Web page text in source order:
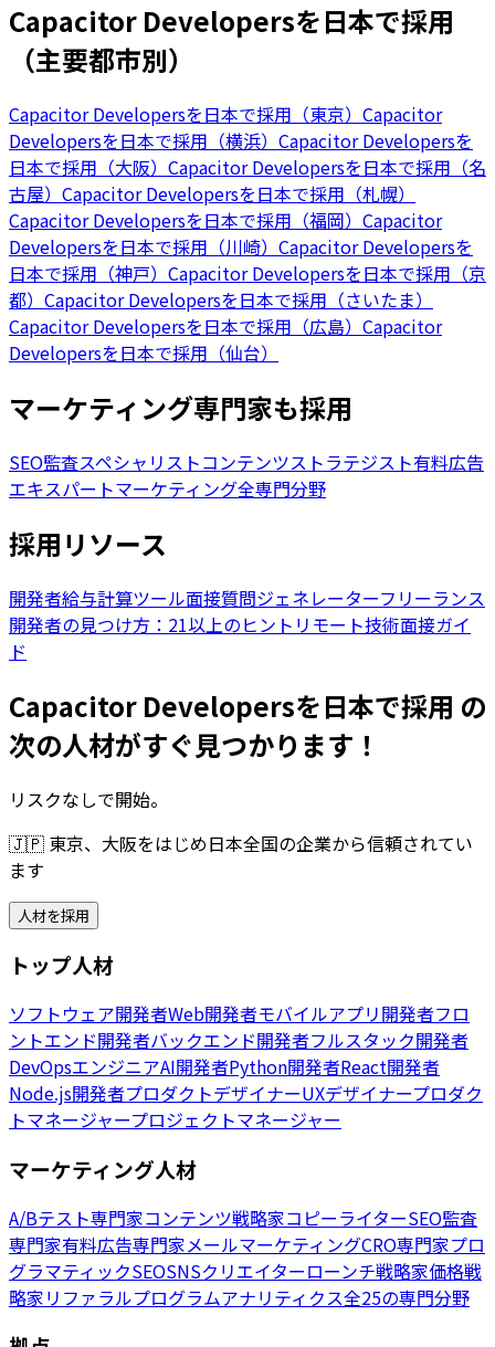
Capacitor Developersを日本で採用
（主要都市別）
Capacitor Developersを日本で採用（東京） Capacitor
Developersを日本で採用（横浜） Capacitor Developersを
日本で採用（大阪） Capacitor Developersを日本で採用（名
古屋） Capacitor Developersを日本で採用（札幌）
Capacitor Developersを日本で採用（福岡） Capacitor
Developersを日本で採用（川崎） Capacitor Developersを
日本で採用（神戸） Capacitor Developersを日本で採用（京
都） Capacitor Developersを日本で採用（さいたま）
Capacitor Developersを日本で採用（広島） Capacitor
Developersを日本で採用（仙台）
マーケティング専門家も採用
SEO監査スペシャリストコンテンツストラテジスト有料広告
エキスパートマーケティング全専門分野
採用リソース
開発者給与計算ツール面接質問ジェネレーターフリーランス
開発者の見つけ方：21以上のヒント リモート技術面接ガイ
ド
Capacitor Developersを日本で採用 の
次の人材がすぐ見つかります！
リスクなしで開始。
🇯🇵 東京、大阪をはじめ日本全国の企業から信頼されてい
ます
人材を採用
トップ人材
ソフトウェア開発者Web開発者モバイルアプリ開発者フロ
ントエンド開発者バックエンド開発者フルスタック開発者
DevOpsエンジニアAI開発者Python開発者React開発者
Node.js開発者プロダクトデザイナーUXデザイナープロダク
トマネージャープロジェクトマネージャー
マーケティング人材
A/Bテスト専門家コンテンツ戦略家コピーライターSEO監査
専門家有料広告専門家メールマーケティングCRO専門家プロ
グラマティックSEOSNSクリエイターローンチ戦略家価格戦
略家リファラルプログラムアナリティクス全25の専門分野